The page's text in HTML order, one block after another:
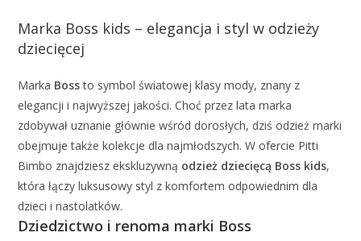
Marka Boss kids – elegancja i styl w odzieży
dziecięcej
Marka Bossto symbol światowej klasy mody, znany z
elegancji i najwyższej jakości. Choć przez lata marka
zdobywał uznanie głównie wśród dorosłych, dziś odzież marki
obejmuje także kolekcje dla najmłodszych. W ofercie Pitti
Bimbo znajdziesz ekskluzywną odzież dziecięcą Boss kids,
która łączy luksusowy styl z komfortem odpowiednim dla
dzieci i nastolatków.
Dziedzictwo i renoma marki Boss